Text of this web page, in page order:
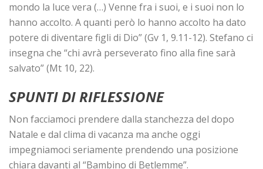
mondo la luce vera (…) Venne fra i suoi, e i suoi non lo
hanno accolto. A quanti però lo hanno accolto ha dato
potere di diventare figli di Dio” (Gv 1, 9.11-12). Stefano ci
insegna che “chi avrà perseverato fino alla fine sarà
salvato” (Mt 10, 22).
SPUNTI DI RIFLESSIONE
Non facciamoci prendere dalla stanchezza del dopo
Natale e dal clima di vacanza ma anche oggi
impegniamoci seriamente prendendo una posizione
chiara davanti al “Bambino di Betlemme”.